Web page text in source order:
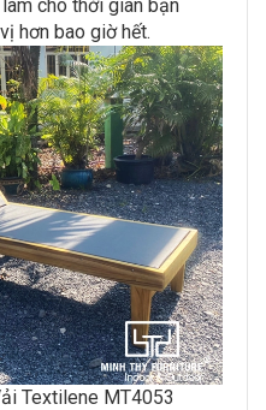
cho thời gian bạn
hơn bao giờ hết.
Textilene MT4053